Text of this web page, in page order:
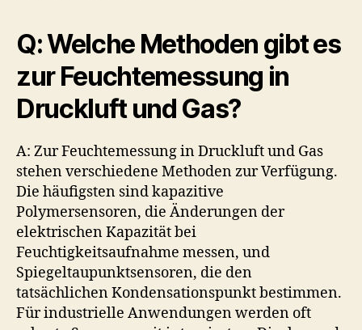
Q: Welche Methoden gibt es
zur Feuchtemessung in
Druckluft und Gas?
A: Zur Feuchtemessung in Druckluft und Gas
stehen verschiedene Methoden zur Verfügung.
Die häufigsten sind kapazitive
Polymersensoren, die Änderungen der
elektrischen Kapazität bei
Feuchtigkeitsaufnahme messen, und
Spiegeltaupunktsensoren, die den
tatsächlichen Kondensationspunkt bestimmen.
Für industrielle Anwendungen werden oft